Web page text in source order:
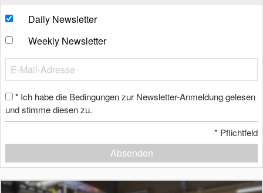
Daily Newsletter
Weekly Newsletter
* Ich habe die Bedingungen zur Newsletter-Anmeldung gelesen
und stimme diesen zu.
* Pflichtfeld
Absenden